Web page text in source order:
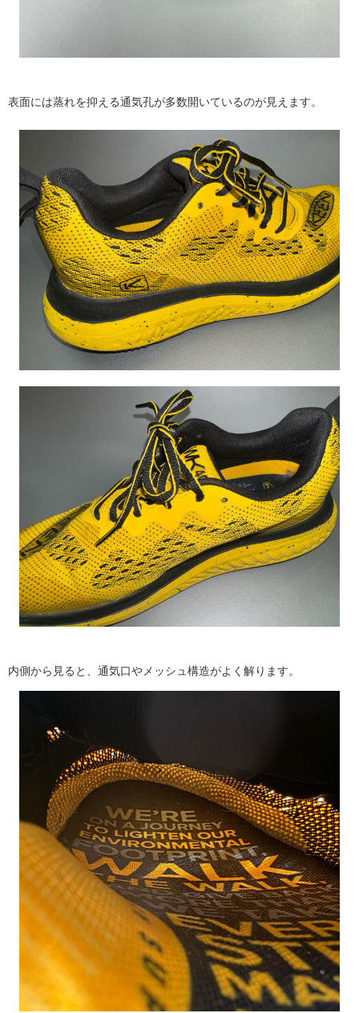
表面には蒸れを抑える通気孔が多数開いているのが見えます。
内側から見ると、通気口やメッシュ構造がよく解ります。